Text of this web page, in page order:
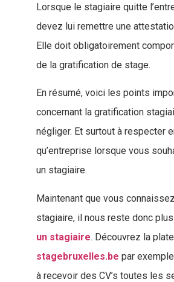
Lorsque le stagiaire quitte
devez lui remettre une
Elle doit obligatoirement
de la gratification de stage.
En résumé, voici les points
concernant la gratification
négliger. Et surtout à respecter
qu’entreprise lorsque vous
un stagiaire.
Maintenant que vous
stagiaire, il nous reste donc plus
un stagiaire. Découvrez la
stagebruxelles.be par
à recevoir des CV’s toutes les